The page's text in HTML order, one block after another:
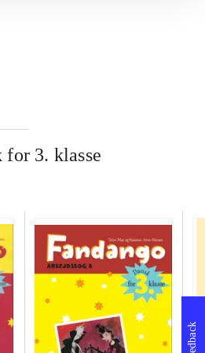
for 3. klasse
Feedback